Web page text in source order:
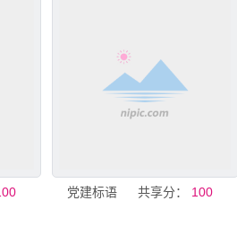
党建标语 共享分： 100